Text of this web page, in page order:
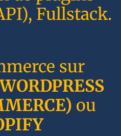
Fullstack.
sur
WORDPRESS
ou